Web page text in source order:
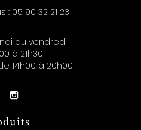
: 05 90 32 21 23
au vendredi
à 21h30
14h00 à 20h00